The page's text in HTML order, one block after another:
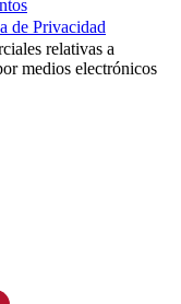
de Privacidad
relativas a
medios electrónicos